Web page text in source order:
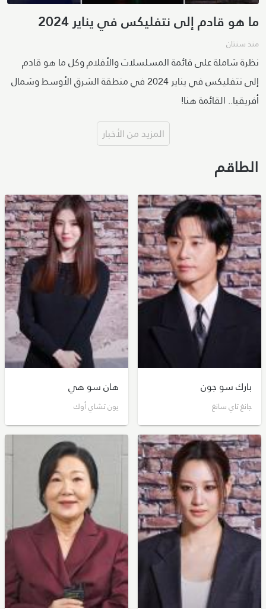
ما هو قادم إلى نتفليكس في يناير 2024
منذ سنتان
نظرة شاملة على قائمة المسلسلات والأفلام وكل ما هو قادم
إلى نتفليكس في يناير 2024 في منطقة الشرق الأوسط وشمال
أفريقيا.. القائمة هنا!
المزيد من الأخبار
الطاقم
بارك سو جون
جانغ تاي سانغ
هان سو هي
يون تشاي أوك